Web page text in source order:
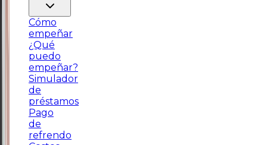
Cómo
empeñar
¿Qué
puedo
empeñar?
Simulador
de
préstamos
Pago
de
refrendo